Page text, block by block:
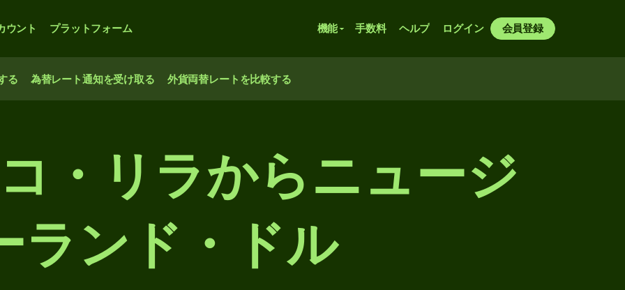
ウント プラットフォーム 機能 手数料 ヘルプ ログイン 会員登録
る 為替レート通知を受け取る 外貨両替レートを比較する
・リラからニュージ
ランド・ドル